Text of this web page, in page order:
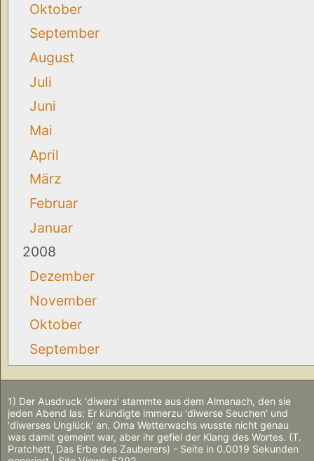
Oktober
September
August
Juli
Juni
Mai
April
März
Februar
Januar
2008
Dezember
November
Oktober
September
1) Der Ausdruck 'diwers' stammte aus dem Almanach, den sie
jeden Abend las: Er kündigte immerzu 'diwerse Seuchen' und
'diwerses Unglück' an. Oma Wetterwachs wusste nicht genau
was damit gemeint war, aber ihr gefiel der Klang des Wortes. (T.
Pratchett, Das Erbe des Zauberers) - Seite in 0.0019 Sekunden